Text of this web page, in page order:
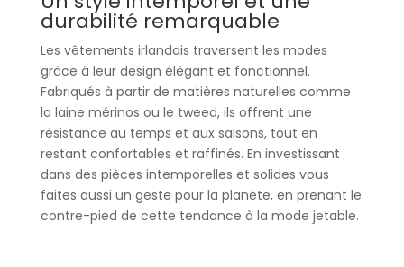
durabilité remarquable
Les vêtements irlandais traversent les modes
grâce à leur design élégant et fonctionnel.
Fabriqués à partir de matières naturelles comme
la laine mérinos ou le tweed, ils offrent une
résistance au temps et aux saisons, tout en
restant confortables et raffinés. En investissant
dans des pièces intemporelles et solides vous
faites aussi un geste pour la planète, en prenant le
contre-pied de cette tendance à la mode jetable.